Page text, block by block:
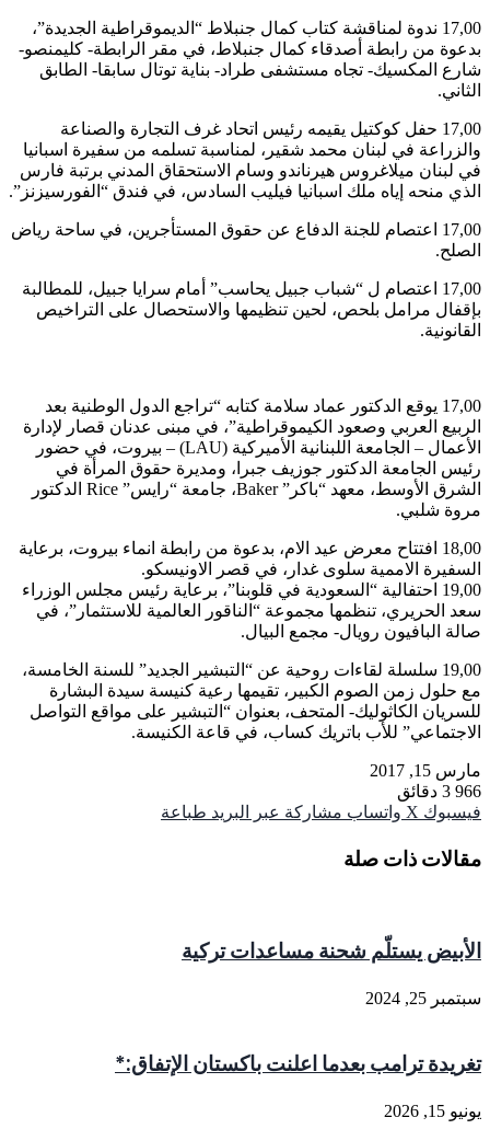
17,00 ندوة لمناقشة كتاب كمال جنبلاط “الديموقراطية الجديدة”،
بدعوة من رابطة أصدقاء كمال جنبلاط، في مقر الرابطة- كليمنصو-
شارع المكسيك- تجاه مستشفى طراد- بناية توتال سابقا- الطابق
الثاني.
17,00 حفل كوكتيل يقيمه رئيس اتحاد غرف التجارة والصناعة
والزراعة في لبنان محمد شقير، لمناسبة تسلمه من سفيرة اسبانيا
في لبنان ميلاغروس هيرناندو وسام الاستحقاق المدني برتبة فارس
الذي منحه إياه ملك اسبانيا فيليب السادس، في فندق “الفورسيزنز”.
17,00 اعتصام للجنة الدفاع عن حقوق المستأجرين، في ساحة رياض
الصلح.
17,00 اعتصام ل “شباب جبيل يحاسب” أمام سرايا جبيل، للمطالبة
بإقفال مرامل بلحص، لحين تنظيمها والاستحصال على التراخيص
القانونية.
17,00 يوقع الدكتور عماد سلامة كتابه “تراجع الدول الوطنية بعد
الربيع العربي وصعود الكيموقراطية”، في مبنى عدنان قصار لإدارة
الأعمال – الجامعة اللبنانية الأميركية (LAU) – بيروت، في حضور
رئيس الجامعة الدكتور جوزيف جبرا، ومديرة حقوق المرأة في
الشرق الأوسط، معهد “باكر” Baker، جامعة “رايس” Rice الدكتور
مروة شلبي.
18,00 افتتاح معرض عيد الام، بدعوة من رابطة انماء بيروت، برعاية
السفيرة الاممية سلوى غدار، في قصر الاونيسكو.
19,00 احتفالية “السعودية في قلوبنا”، برعاية رئيس مجلس الوزراء
سعد الحريري، تنظمها مجموعة “الناقور العالمية للاستثمار”، في
صالة البافيون رويال- مجمع البيال.
19,00 سلسلة لقاءات روحية عن “التبشير الجديد” للسنة الخامسة،
مع حلول زمن الصوم الكبير، تقيمها رعية كنيسة سيدة البشارة
للسريان الكاثوليك- المتحف، بعنوان “التبشير على مواقع التواصل
الاجتماعي” للأب باتريك كساب، في قاعة الكنيسة.
مارس 15, 2017
966 3 دقائق
فيسبوك ‫X واتساب مشاركة عبر البريد طباعة
مقالات ذات صلة
الأبيض يستلّم شحنة مساعدات تركية
سبتمبر 25, 2024
تغريدة ترامب بعدما اعلنت باكستان الإتفاق:*
يونيو 15, 2026